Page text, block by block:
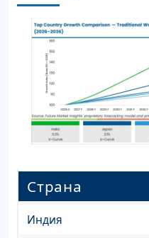
Страна
Индия